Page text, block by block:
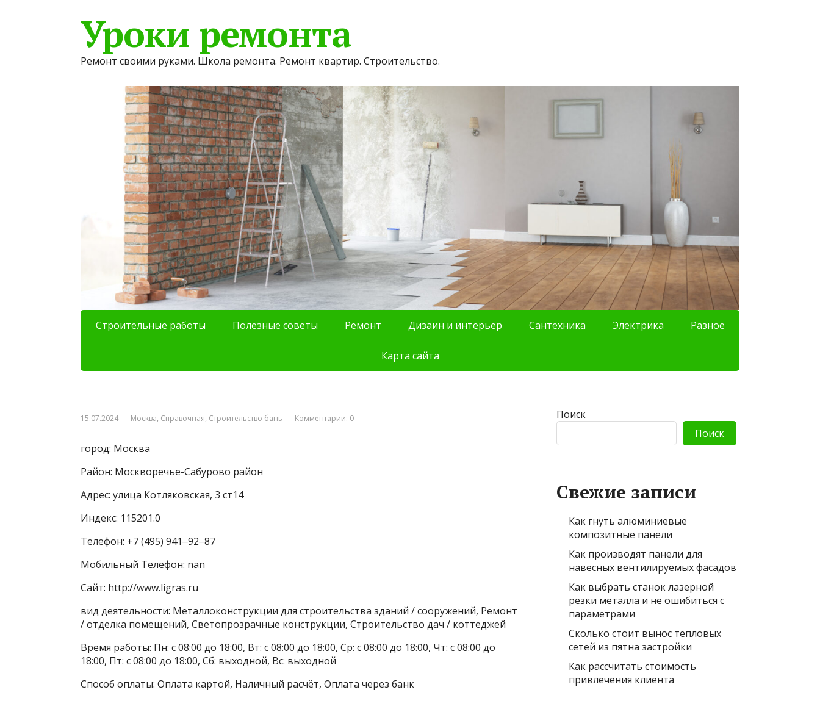
Уроки ремонта
Ремонт своими руками. Школа ремонта. Ремонт квартир. Строительство.
Строительные работы Полезные советы Ремонт Дизаин и интерьер Сантехника Электрика Разное
Карта сайта
15.07.2024 Москва, Справочная, Строительство бань Комментарии: 0
город: Москва
Район: Москворечье-Сабурово район
Адрес: улица Котляковская, 3 ст14
Индекс: 115201.0
Телефон: +7 (495) 941‒92‒87
Мобильный Телефон: nan
Сайт: http://www.ligras.ru
вид деятельности: Металлоконструкции для строительства зданий / сооружений, Ремонт
/ отделка помещений, Светопрозрачные конструкции, Строительство дач / коттеджей
Время работы: Пн: с 08:00 до 18:00, Вт: с 08:00 до 18:00, Ср: с 08:00 до 18:00, Чт: с 08:00 до
18:00, Пт: с 08:00 до 18:00, Сб: выходной, Вс: выходной
Способ оплаты: Оплата картой, Наличный расчёт, Оплата через банк
Поиск
Поиск
Свежие записи
Как гнуть алюминиевые
композитные панели
Как производят панели для
навесных вентилируемых фасадов
Как выбрать станок лазерной
резки металла и не ошибиться с
параметрами
Сколько стоит вынос тепловых
сетей из пятна застройки
Как рассчитать стоимость
привлечения клиента